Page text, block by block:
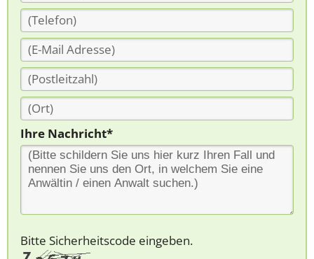
Ihre Nachricht*
Bitte Sicherheitscode eingeben.